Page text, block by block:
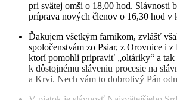
Št
15.6.
17:00
Na úmysel celebranta
Psiare
pri svätej omši o 18,00 hod. Slávnosti
príprava nových členov o 16,30 hod v
Ďakujem všetkým farníkom, zvlášť
spoločenstvám zo Psiar, z Orovnice i
ktorí pomohli pripraviť „oltáriky“ a tak
k dôstojnému sláveniu procesie na
a Krvi. Nech vám to dobrotivý Pán